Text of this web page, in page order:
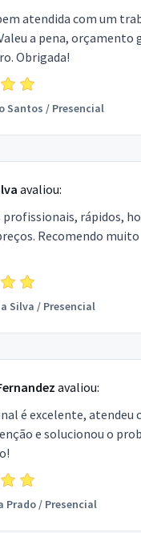
atendida com um
a pena, orçamento
Obrigada!
Santos / Presencial
avaliou:
profissionais, rápidos,
Recomendo muito
Silva / Presencial
avaliou:
é excelente, atendeu
e solucionou o
Prado/ Presencial